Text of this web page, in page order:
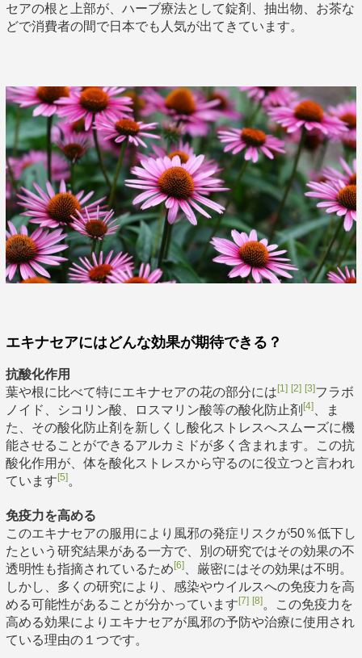
セアの根と上部が、ハーブ療法として錠剤、抽出物、お茶な
どで消費者の間で日本でも人気が出てきています。
エキナセアにはどんな効果が期待できる？
抗酸化作用
葉や根に比べて特にエキナセアの花の部分には [1] [2] [3]フラボ
ノイド、シコリン酸、ロスマリン酸等の酸化防止剤 [4]、ま
た、その酸化防止剤を新しくし酸化ストレスへスムーズに機
能させることができるアルカミドが多く含まれます。この抗
酸化作用が、体を酸化ストレスから守るのに役立つと言われ
ています [5]。
免疫力を高める
このエキナセアの服用により風邪の発症リスクが50％低下し
たという研究結果がある一方で、別の研究ではその効果の不
透明性も指摘されているため [6]、厳密にはその効果は不明。
しかし、多くの研究により、感染やウイルスへの免疫力を高
める可能性があることが分かっています [7] [8]。この免疫力を
高める効果によりエキナセアが風邪の予防や治療に使用され
ている理由の１つです。